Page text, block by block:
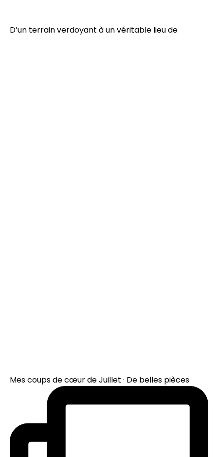
D’un terrain verdoyant à un véritable lieu de
Mes coups de cœur de Juillet · De belles pièces